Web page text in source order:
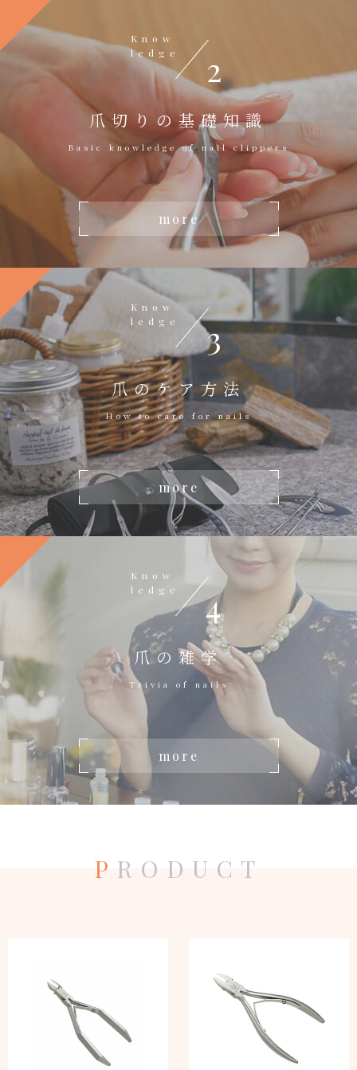
Know
ledge
2
爪切りの基礎知識
Basic knowledge of nail clippers
more
Know
ledge
3
爪のケア方法
How to care for nails
more
Know
ledge
4
爪の雑学
Trivia of nails
more
P RODUCT